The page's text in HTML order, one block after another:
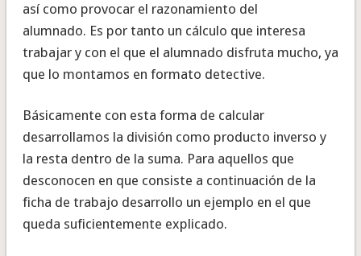
así como provocar el razonamiento del
alumnado. Es por tanto un cálculo que interesa
trabajar y con el que el alumnado disfruta mucho, ya
que lo montamos en formato detective.
Básicamente con esta forma de calcular
desarrollamos la división como producto inverso y
la resta dentro de la suma. Para aquellos que
desconocen en que consiste a continuación de la
ficha de trabajo desarrollo un ejemplo en el que
queda suficientemente explicado.